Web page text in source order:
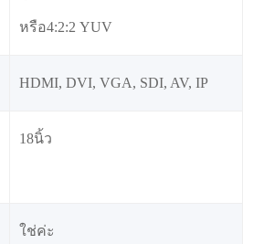
หรือ4:2:2 YUV
HDMI, DVI, VGA, SDI, AV, IP
18นิ้ว
ใช่ค่ะ